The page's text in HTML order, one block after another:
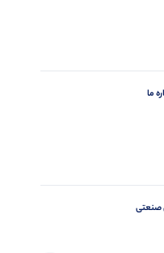
ما
صنعتی